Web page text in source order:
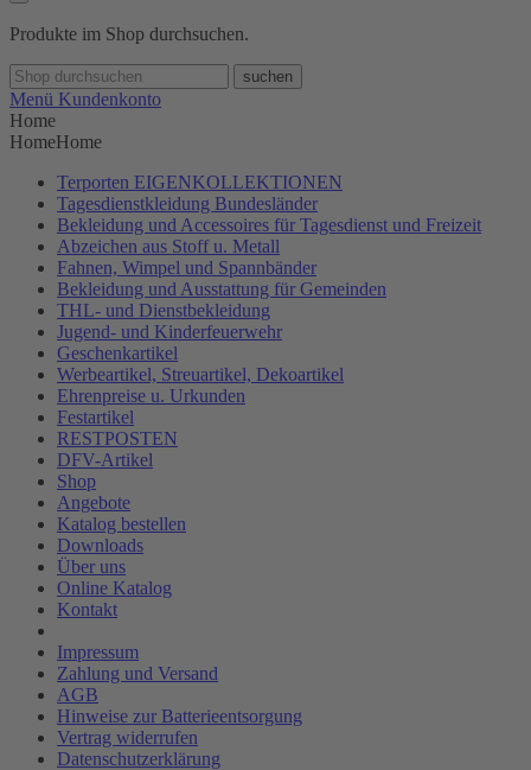
Produkte im Shop durchsuchen.
suchen
Menü Kundenkonto
Home
HomeHome
Terporten EIGENKOLLEKTIONEN
Tagesdienstkleidung Bundesländer
Bekleidung und Accessoires für Tagesdienst und Freizeit
Abzeichen aus Stoff u. Metall
Fahnen, Wimpel und Spannbänder
Bekleidung und Ausstattung für Gemeinden
THL- und Dienstbekleidung
Jugend- und Kinderfeuerwehr
Geschenkartikel
Werbeartikel, Streuartikel, Dekoartikel
Ehrenpreise u. Urkunden
Festartikel
RESTPOSTEN
DFV-Artikel
Shop
Angebote
Katalog bestellen
Downloads
Über uns
Online Katalog
Kontakt
Impressum
Zahlung und Versand
AGB
Hinweise zur Batterieentsorgung
Vertrag widerrufen
Datenschutzerklärung